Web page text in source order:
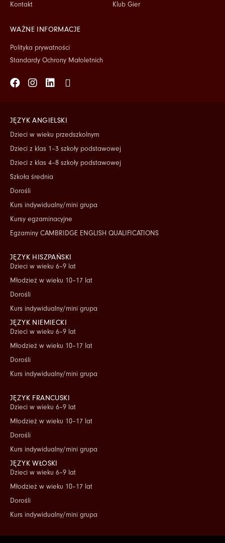
Kontakt
Klub Gier
WAŻNE INFORMACJE
Polityka prywatności
Standardy Ochrony Małoletnich
Facebook
Instagram
Linkedin
Tiktok
JĘZYK ANGIELSKI
Dzieci w wieku przedszkolnym
Dzieci z klas 1–3 szkoły podstawowej
Dzieci z klas 4–8 szkoły podstawowej
Szkoła średnia
Dorośli
Kurs indywidualny/mini grupa
Kursy egzaminacyjne
Egzaminy CAMBRIDGE ENGLISH QUALIFICATIONS
JĘZYK HISZPAŃSKI
Dzieci w wieku 6–9 lat
Młodzież w wieku 10–17 lat
Dorośli
Kurs indywidualny/mini grupa
JĘZYK NIEMIECKI
Dzieci w wieku 6–9 lat
Młodzież w wieku 10–17 lat
Dorośli
Kurs indywidualny/mini grupa
JĘZYK FRANCUSKI
Dzieci w wieku 6–9 lat
Młodzież w wieku 10–17 lat
Dorośli
Kurs indywidualny/mini grupa
JĘZYK WŁOSKI
Dzieci w wieku 6–9 lat
Młodzież w wieku 10–17 lat
Dorośli
Kurs indywidualny/mini grupa